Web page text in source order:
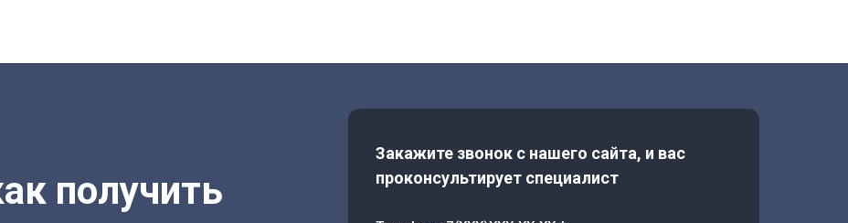
получить
Закажите звонок с нашего сайта, и вас
проконсультирует специалист